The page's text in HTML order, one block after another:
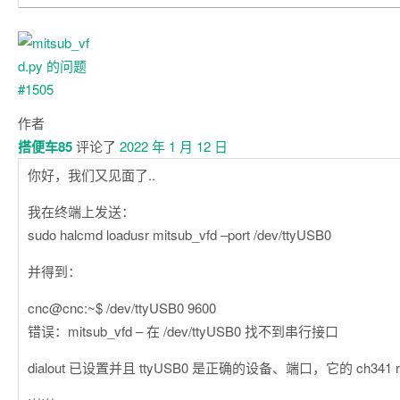
作者
搭便车85评论了 2022 年 1 月 12 日
你好，我们又见面了..
我在终端上发送：
sudo halcmd loadusr mitsub_vfd –port /dev/ttyUSB0
并得到：
cnc@cnc:~$ /dev/ttyUSB0 9600
错误：mitsub_vfd – 在 /dev/ttyUSB0 找不到串行接口
dialout 已设置并且 ttyUSB0 是正确的设备、端口，它的 ch341